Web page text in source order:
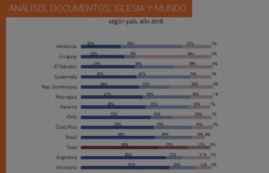
ANÁLISIS, DOCUMENTOS, IGLESIA Y MUNDO